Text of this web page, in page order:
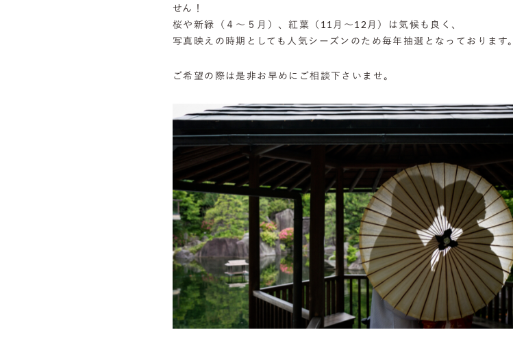
せん！
桜や新緑（４～５月）、紅葉（11月～12月）は気候も良く、
写真映えの時期としても人気シーズンのため毎年抽選となっております。
ご希望の際は是非お早めにご相談下さいませ。